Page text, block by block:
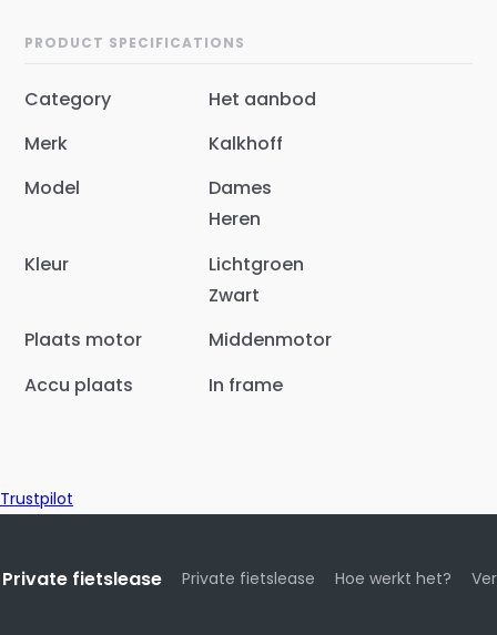
PRODUCT SPECIFICATIONS
Category
Het aanbod
Merk
Kalkhoff
Model
Dames
Heren
Kleur
Lichtgroen
Zwart
Plaats motor
Middenmotor
Accu plaats
In frame
Trustpilot
Private fietslease Private fietslease Hoe werkt het?